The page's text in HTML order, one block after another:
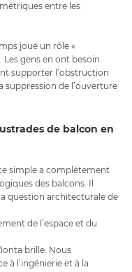
entre les
joué un rôle «
Les gens en ont besoin
supporter l’obstruction
suppression de l’ouverture
de balcon en
simple a complètement
des balcons. Il
question architecturale de
de l’espace et du
brille. Nous
à l’ingénierie et à la